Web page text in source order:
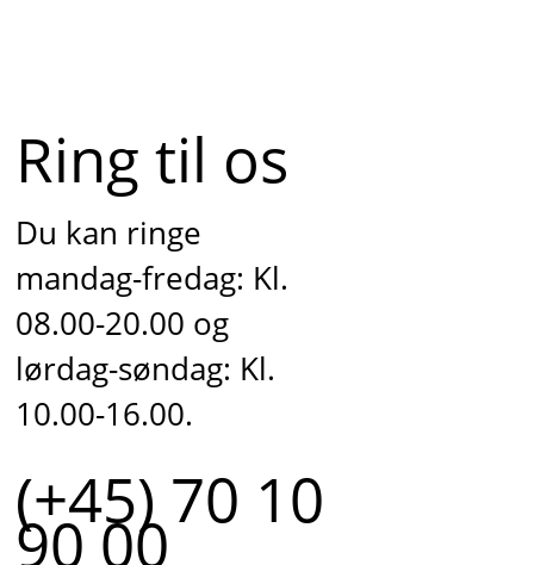
Ring til os
Du kan ringe
mandag-fredag: Kl.
08.00-20.00 og
lørdag-søndag: Kl.
10.00-16.00.
(+45) 70 10
90 00